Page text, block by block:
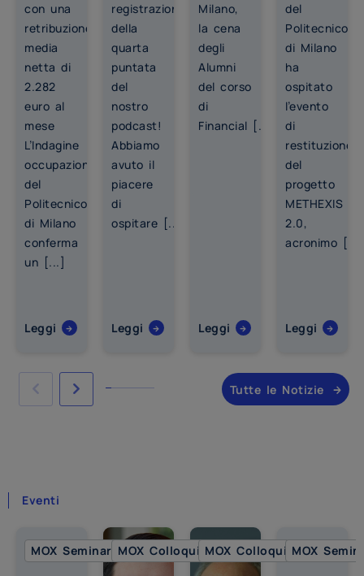
con una
retribuzione
media
netta di
2.282
euro al
mese
L’Indagine
occupazionale
del
Politecnico
di Milano
conferma
un [...]
Leggi
registrazione
della
quarta
puntata
del
nostro
podcast!
Abbiamo
avuto il
piacere
di
ospitare [...]
Leggi
Milano,
la cena
degli
Alumni
del corso
di
Financial [...]
Leggi
del
Politecnico
di Milano
ha
ospitato
l’evento
di
restituzione
del
progetto
METHEXIS
2.0,
acronimo [...]
Leggi
Tutte le Notizie
Eventi
MOX Seminar MOX ColloquiaMOX ColloquiaMOX